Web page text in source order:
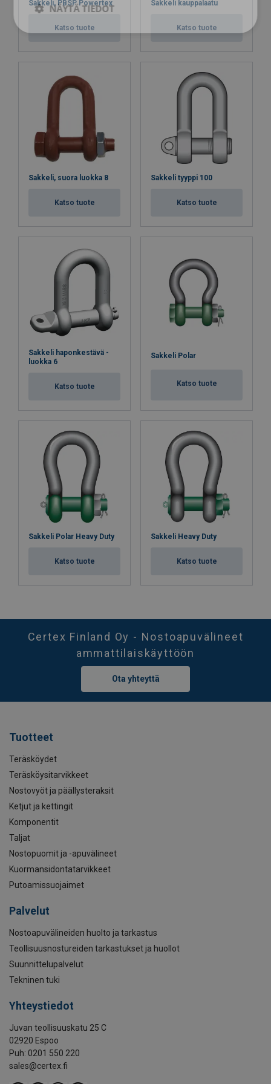
Sakkeli, PBSP Powertex
Katso tuote
Sakkeli kauppalaatu
Katso tuote
Sakkeli, suora luokka 8
Katso tuote
Sakkeli tyyppi 100
Katso tuote
Sakkeli haponkestävä -
luokka 6
Katso tuote
Sakkeli Polar
Katso tuote
Sakkeli Polar Heavy Duty
Katso tuote
Sakkeli Heavy Duty
Katso tuote
Certex Finland Oy - Nostoapuvälineet
ammattilaiskäyttöön
Ota yhteyttä
Tuotteet
Teräsköydet
Teräsköysitarvikkeet
Nostovyöt ja päällysteraksit
Ketjut ja kettingit
Komponentit
Taljat
Nostopuomit ja -apuvälineet
Kuormansidontatarvikkeet
Putoamissuojaimet
Palvelut
Nostoapuvälineiden huolto ja tarkastus
Teollisuusnostureiden tarkastukset ja huollot
Suunnittelupalvelut
Tekninen tuki
Yhteystiedot
Juvan teollisuuskatu 25 C
02920 Espoo
Puh: 0201 550 220
sales@certex.fi
NÄYTÄ TIEDOT